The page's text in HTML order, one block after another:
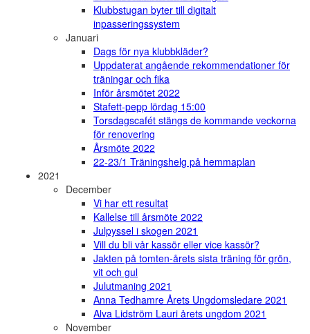
Klubbstugan byter till digitalt
inpasseringssystem
Januari
Dags för nya klubbkläder?
Uppdaterat angående rekommendationer för
träningar och fika
Inför årsmötet 2022
Stafett-pepp lördag 15:00
Torsdagscafét stängs de kommande veckorna
för renovering
Årsmöte 2022
22-23/1 Träningshelg på hemmaplan
2021
December
Vi har ett resultat
Kallelse till årsmöte 2022
Julpyssel i skogen 2021
Vill du bli vår kassör eller vice kassör?
Jakten på tomten-årets sista träning för grön,
vit och gul
Julutmaning 2021
Anna Tedhamre Årets Ungdomsledare 2021
Alva Lidström Lauri årets ungdom 2021
November